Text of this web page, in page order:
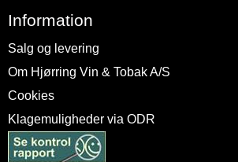
Information
Salg og levering
Om Hjørring Vin & Tobak A/S
Cookies
Klagemuligheder via ODR